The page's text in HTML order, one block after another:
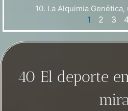
10. La Alquimia
1 2 3 4
40 El deporte